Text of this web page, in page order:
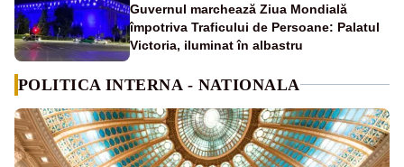
Guvernul marchează Ziua Mondială
împotriva Traficului de Persoane: Palatul
Victoria, iluminat în albastru
POLITICA INTERNA - NATIONALA